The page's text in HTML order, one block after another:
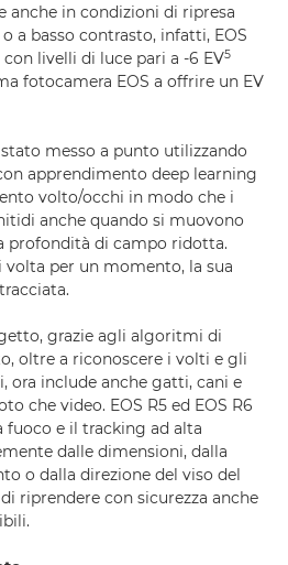
anche in condizioni di ripresa
a basso contrasto, infatti, EOS
livelli di luce pari a -6 EV5
fotocamera EOS a offrire un EV
stato messo a punto utilizzando
apprendimento deep learning
volto/occhi in modo che i
anche quando si muovono
profondità di campo ridotta.
volta per un momento, la sua
grazie agli algoritmi di
oltre a riconoscere i volti e gli
ora include anche gatti, cani e
che video. EOS R5 ed EOS R6
fuoco e il tracking ad alta
dalle dimensioni, dalla
o dalla direzione del viso del
riprendere con sicurezza anche